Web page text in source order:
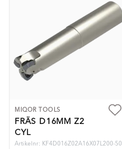
MIQOR TOOLS
FRÄS D16MM Z2
CYL
Artikelnr: KF4D016Z02A16X07L200-50